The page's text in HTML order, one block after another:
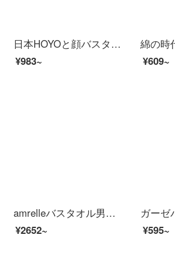
日本HOYOと顔バスタオル大人男女家庭用綿バスタオル吸水速乾タオル柔軟大タオルはマスタードを着用できます。
¥983~
¥609~
amrelleバスタオル男女家庭用出口日本綿吸水速乾柔らかいタオル三点セットホテル灰色バスタオル1枚+タオル2枚
¥2652~
¥595~